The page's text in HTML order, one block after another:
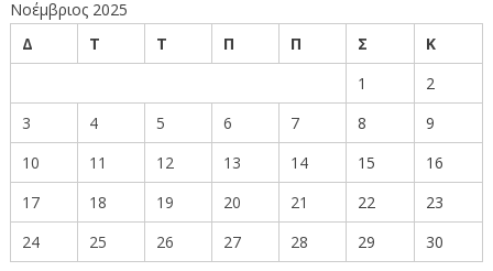
Νοέμβριος 2025
Δ
Τ Τ Π Π Σ
Κ
1
2
3
4 5 6 7 8
9
10
11 12 13 14 15
16
17
18 19 20 21 22
23
24
25 26 27 28 29 30